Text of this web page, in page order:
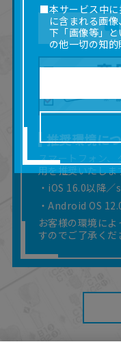
推奨環境に
スマートフォン
用を推奨いたしま
・iOS 16.0以降
・Android OS
お客様の環境に
すのでご了承くだ
■本サービス中に
に含まれる画
下「画像等」
の他一切の知
の許諾を受け
使用（本サー
等の利用を含
複写、改変、掲
を含むがこれ
いたします。
■掲載している取
た商品に同梱
す。
■対象商品仕様の
内容は予告な
■当社は、取扱説
ますが、取扱説
はありません。
■お客様のご利用
ご利用いただ
かったことに
たとしても、
また、本サイ